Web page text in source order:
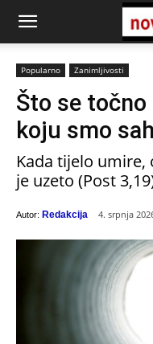
Popularno Zanimljivosti
Što se
koju smo
Kada tijelo umire,
je uzeto (Post
Autor: Redakcija 4. srpnja